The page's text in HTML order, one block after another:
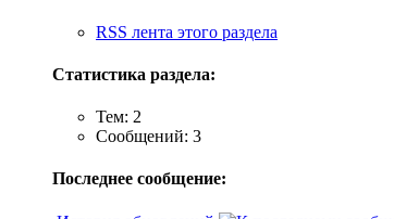
RSS лента этого раздела
Статистика раздела:
Тем: 2
Сообщений: 3
Последнее сообщение: